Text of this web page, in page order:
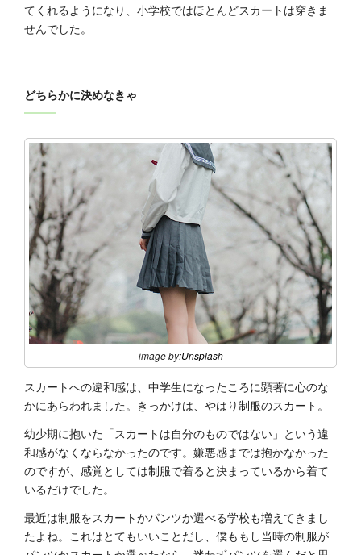
てくれるようになり、小学校ではほとんどスカートは穿きま
せんでした。
どちらかに決めなきゃ
image by:Unsplash
スカートへの違和感は、中学生になったころに顕著に心のな
かにあらわれました。きっかけは、やはり制服のスカート。
幼少期に抱いた「スカートは自分のものではない」という違
和感がなくならなかったのです。嫌悪感までは抱かなかった
のですが、感覚としては制服で着ると決まっているから着て
いるだけでした。
最近は制服をスカートかパンツか選べる学校も増えてきまし
たよね。これはとてもいいことだし、僕ももし当時の制服が